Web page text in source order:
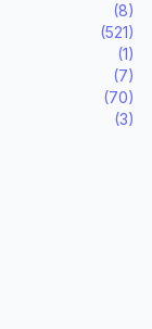
(8)
(521)
(1)
(7)
(70)
(3)